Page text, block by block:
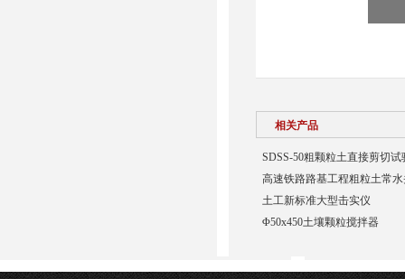
相关产品
SDSS-50粗颗粒土直接剪切试
高速铁路路基工程粗粒土常
土工新标准大型击实仪
Φ50x450土壤颗粒搅拌器